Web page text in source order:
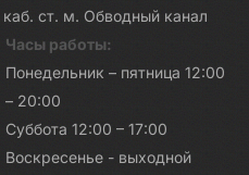
каб. ст. м. Обводный канал
Часы работы:
Понедельник – пятница 12:00
– 20:00
Суббота 12:00 – 17:00
Воскресенье - выходной